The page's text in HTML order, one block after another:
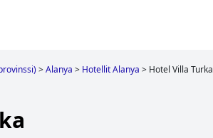
>Alanya > Hotellit Alanya > Hotel Villa Turka